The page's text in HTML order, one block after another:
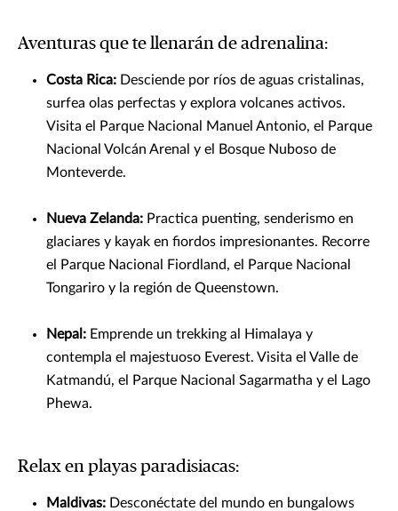
Aventuras que te llenarán de adrenalina:
Costa Rica: Desciende por ríos de aguas cristalinas,
surfea olas perfectas y explora volcanes activos.
Visita el Parque Nacional Manuel Antonio, el Parque
Nacional Volcán Arenal y el Bosque Nuboso de
Monteverde.
Nueva Zelanda: Practica puenting, senderismo en
glaciares y kayak en fiordos impresionantes. Recorre
el Parque Nacional Fiordland, el Parque Nacional
Tongariro y la región de Queenstown.
Nepal: Emprende un trekking al Himalaya y
contempla el majestuoso Everest. Visita el Valle de
Katmandú, el Parque Nacional Sagarmatha y el Lago
Phewa.
Relax en playas paradisiacas:
Maldivas: Desconéctate del mundo en bungalows